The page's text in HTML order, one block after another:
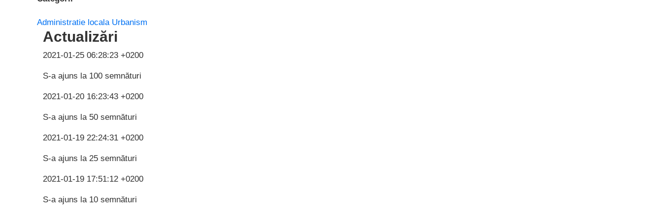
Administratie locala Urbanism
Actualizări
2021-01-25 06:28:23 +0200
S-a ajuns la 100 semnături
2021-01-20 16:23:43 +0200
S-a ajuns la 50 semnături
2021-01-19 22:24:31 +0200
S-a ajuns la 25 semnături
2021-01-19 17:51:12 +0200
S-a ajuns la 10 semnături